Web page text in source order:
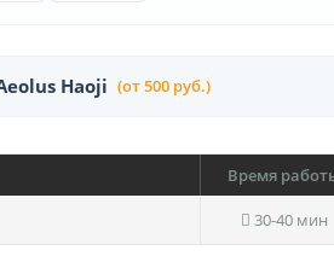
Haoji (от 500 руб.)
Время
30-40 мин